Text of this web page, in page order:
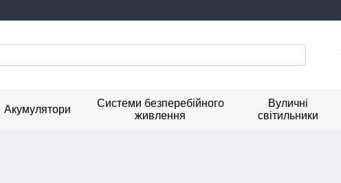
Акумулятори
Системи безперебійного
живлення
Вуличні
світильники